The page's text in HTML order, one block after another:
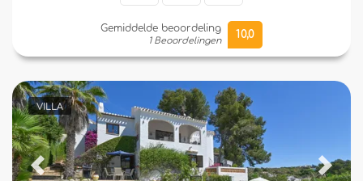
Gemiddelde beoordeling
1 Beoordelingen
10,0
VILLA
Previous Next